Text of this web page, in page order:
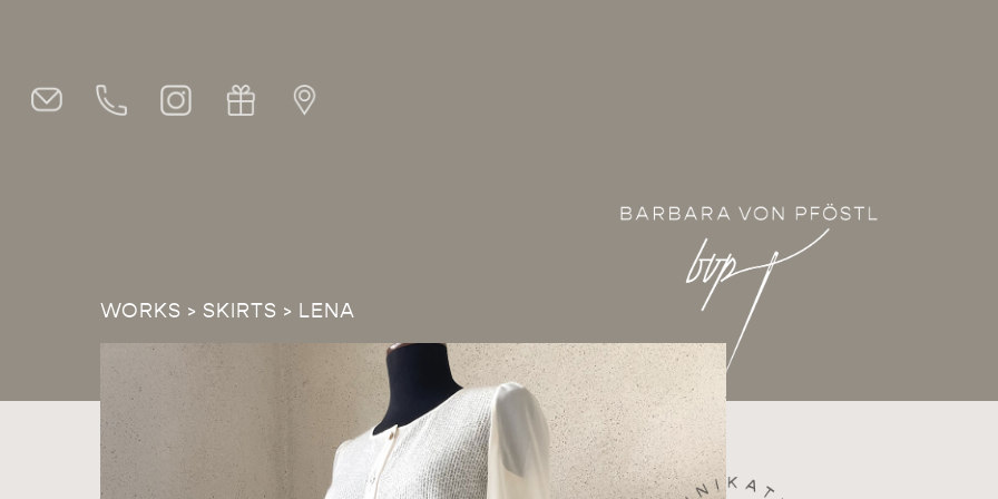
main
content
WORKS > SKIRTS > LENA